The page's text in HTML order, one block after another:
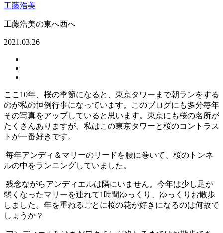
工藤浩美
工藤浩美の東へ西へ
2021.03.26
ここ 10年、桜の季節になると、東京タワーまで朝ランをする
のが私の恒例行事になっています。このブログにも多分毎年
その写真をアップしていると思います。東京にも桜の名所が
たくさんありますが、私はこの東京タワーと桜のコントラス
トが一番好きです。
毎年アンディ＆マリーのリードを腰に巻いて、桜のトンネ
ルの中をランニングしていました。
残念ながらアンディエルは隣にいません。 今年は少し足が
弱くなったマリーを連れて1 時間ゆっくり、ゆっくりお散歩
しました。年を重ねるごとに桜の花が好きになるのは何故で
しょうか？